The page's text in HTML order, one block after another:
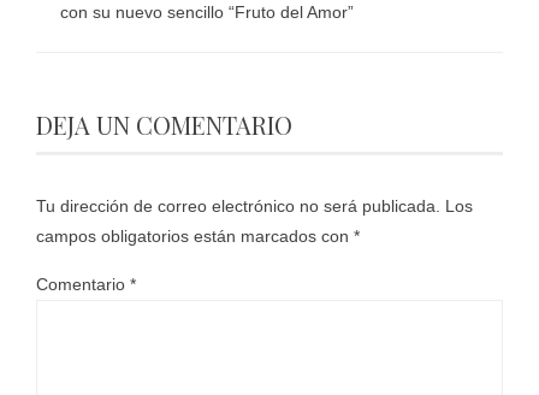
con su nuevo sencillo “Fruto del Amor”
DEJA UN COMENTARIO
Tu dirección de correo electrónico no será publicada. Los
campos obligatorios están marcados con *
Comentario *